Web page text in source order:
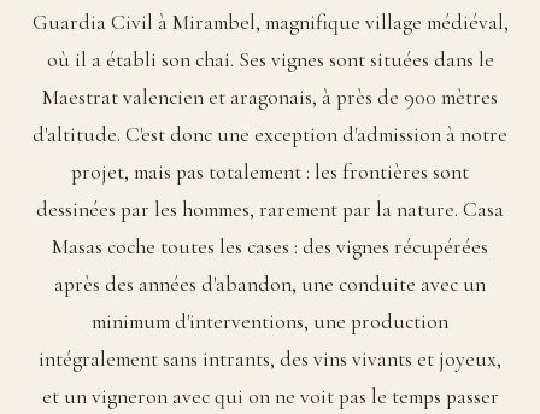
Guardia Civil à Mirambel, magnifique village médiéval,
où il a établi son chai. Ses vignes sont situées dans le
Maestrat valencien et aragonais, à près de 900 mètres
d'altitude. C'est donc une exception d'admission à notre
projet, mais pas totalement : les frontières sont
dessinées par les hommes, rarement par la nature. Casa
Masas coche toutes les cases : des vignes récupérées
après des années d'abandon, une conduite avec un
minimum d'interventions, une production
intégralement sans intrants, des vins vivants et joyeux,
et un vigneron avec qui on ne voit pas le temps passer